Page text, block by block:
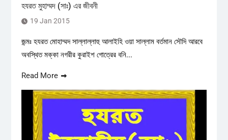
হযরত মুহাম্মদ (সাঃ) এর জীবনী
19 Jan 2015
জন্মঃ হযরত মোহাম্মদ সাল্লাল্লাহু আলাইহি ওয়া সাল্লাম বর্তমান সৌদি আরবে
অবস্থিত মক্কা নগরীর কুরাইশ গোত্রের বনি...
Read More